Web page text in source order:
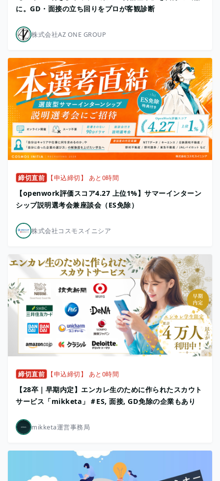
に。GD・面接の立ち回りをプロが客観診断
株式会社AZ ONE GROUP
締切直前 【申込締切】 あと0時間
【openwork評価スコア4.27 上位1%】サマーインターン
シップ説明選考会兼座談会（ES免除）
株式会社コスモスイニシア
締切直前 【申込締切】 あと0時間
【28卒｜早期内定】エンカレ生のために作られたスカウト
サービス「mikketa」＃ES, 面接, GD免除の企業もあり
mikketa運営事務局